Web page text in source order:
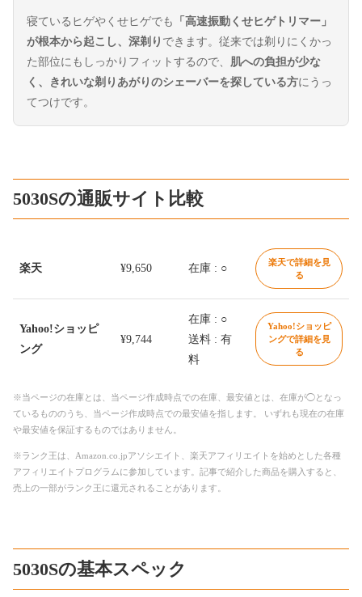
寝ているヒゲやくせヒゲでも
「高速振動くせヒゲトリマー」
が根本から起こし、深剃り できます。従来では剃りにくかっ
た部位にもしっかりフィットするので、 肌への負担が少な
く、きれいな剃りあがりのシェーバーを探している方にうっ
てつけです。
5030Sの通販サイト比較
楽天 ¥9,650 在庫 : ○
楽天で詳細を見
る
Yahoo!ショッピ
ング
¥9,744
在庫 : ○
送料 : 有
料
Yahoo!ショッピ
ングで詳細を見
る
※当ページの在庫とは、当ページ作成時点での在庫、最安値とは、在庫が◯となっ
ているもののうち、当ページ作成時点での最安値を指します。 いずれも現在の在庫
や最安値を保証するものではありません。
※ランク王は、Amazon.co.jpアソシエイト、楽天アフィリエイトを始めとした各種
アフィリエイトプログラムに参加しています。記事で紹介した商品を購入すると、
売上の一部がランク王に還元されることがあります。
5030Sの基本スペック